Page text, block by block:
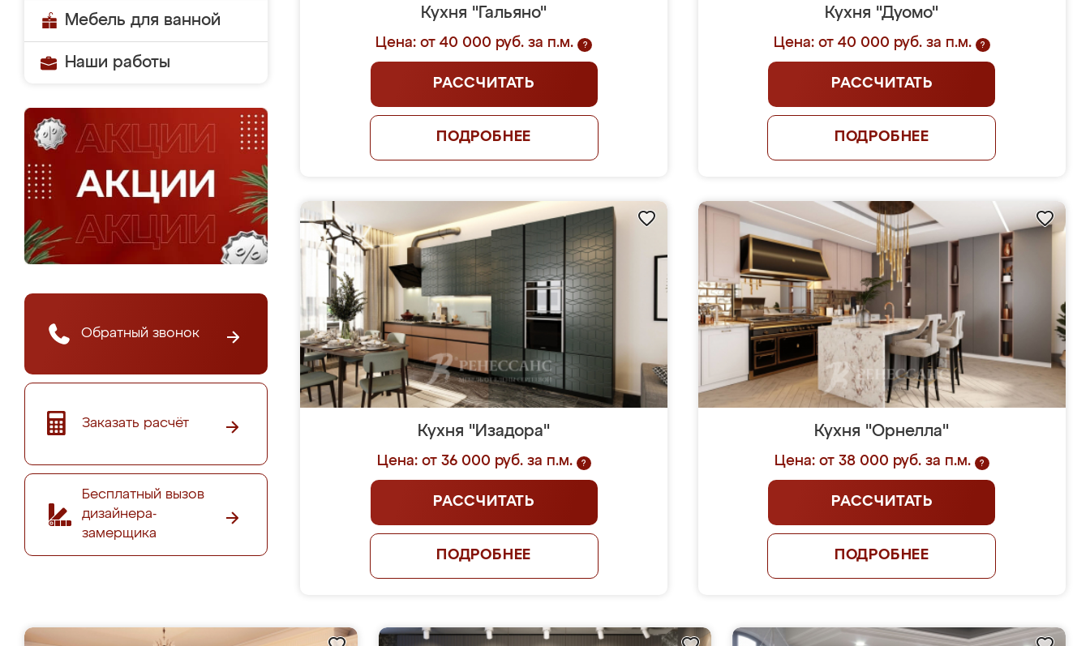
Мебель для ванной
Наши работы
Обратный звонок
Заказать расчёт
Бесплатный вызов
дизайнера-
замерщика
Кухня "Гальяно"
Цена: от 40 000 руб. за п.м. ?
РАССЧИТАТЬ
ПОДРОБНЕЕ
Кухня "Дуомо"
Цена: от 40 000 руб. за п.м. ?
РАССЧИТАТЬ
ПОДРОБНЕЕ
Кухня "Изадора"
Цена: от 36 000 руб. за п.м. ?
РАССЧИТАТЬ
ПОДРОБНЕЕ
Кухня "Орнелла"
Цена: от 38 000 руб. за п.м. ?
РАССЧИТАТЬ
ПОДРОБНЕЕ